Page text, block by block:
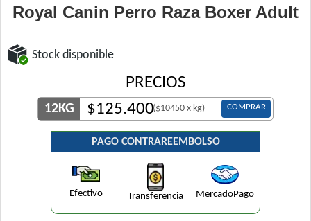
Royal Canin Perro Raza Boxer Adult
Stock disponible
PRECIOS
12KG $125.400($10450 x kg) COMPRAR
PAGO CONTRAREEMBOLSO
Efectivo Transferencia MercadoPago